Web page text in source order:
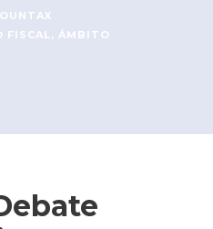
FISCAL , ÁMBITO